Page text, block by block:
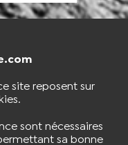
site reposent sur
sont nécessaires
sa bonne
BOUTIQUE